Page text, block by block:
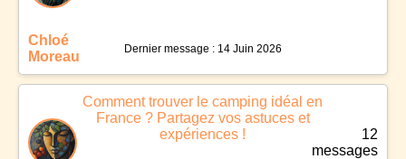
Chloé
Moreau
Dernier message : 14 Juin 2026
Comment trouver le camping idéal en
France ? Partagez vos astuces et
expériences !
12
messages